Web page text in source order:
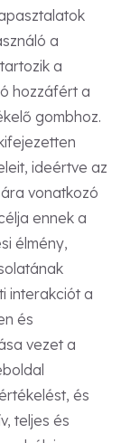
a
a
hozzáfért a
gombhoz.
ideértve az
vonatkozó
ennek a
élmény,
interakciót a
és
vezet a
és
teljes és